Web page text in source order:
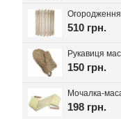
510 грн.
150 грн.
198 грн.